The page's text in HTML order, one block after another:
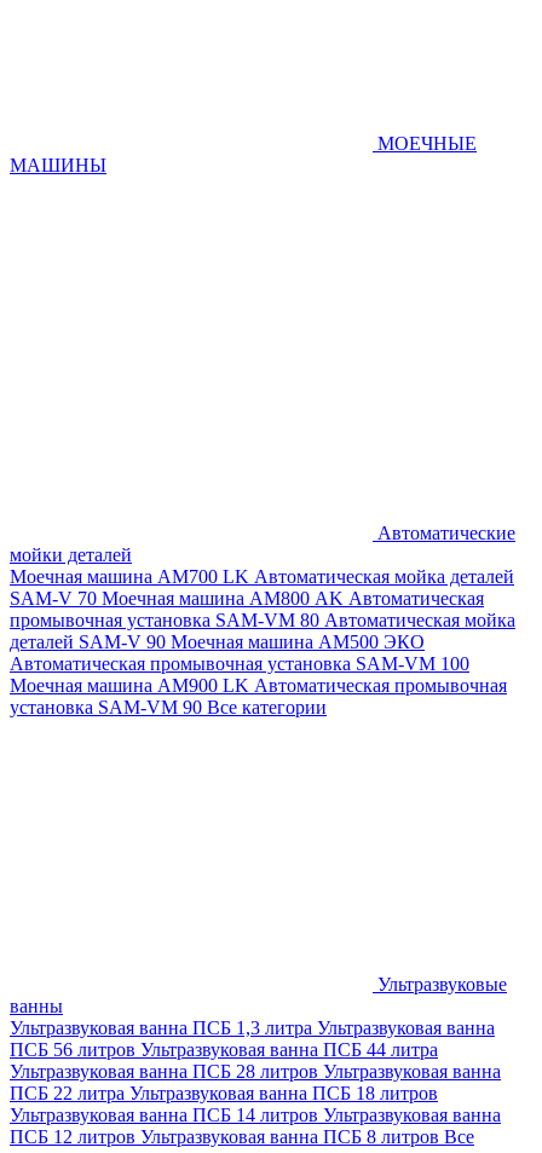
МОЕЧНЫЕ
МАШИНЫ
Автоматические
мойки деталей
Моечная машина AM700 LK Автоматическая мойка деталей
SAM-V 70 Моечная машина АМ800 AK Автоматическая
промывочная установка SAM-VM 80 Автоматическая мойка
деталей SAM-V 90 Моечная машина АМ500 ЭКО
Автоматическая промывочная установка SAM-VM 100
Моечная машина AM900 LK Автоматическая промывочная
установка SAM-VM 90 Все категории
Ультразвуковые
ванны
Ультразвуковая ванна ПСБ 1,3 литра Ультразвуковая ванна
ПСБ 56 литров Ультразвуковая ванна ПСБ 44 литра
Ультразвуковая ванна ПСБ 28 литров Ультразвуковая ванна
ПСБ 22 литра Ультразвуковая ванна ПСБ 18 литров
Ультразвуковая ванна ПСБ 14 литров Ультразвуковая ванна
ПСБ 12 литров Ультразвуковая ванна ПСБ 8 литров Все